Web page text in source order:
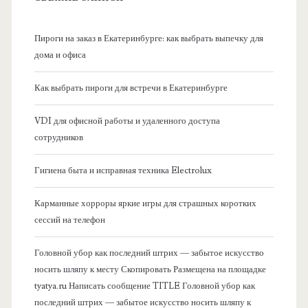
Пироги на заказ в Екатеринбурге: как выбрать выпечку для
дома и офиса
Как выбрать пироги для встречи в Екатеринбурге
VDI для офисной работы и удаленного доступа
сотрудников
Гигиена быта и исправная техника Electrolux
Карманные хорроры яркие игры для страшных коротких
сессий на телефон
Головной убор как последний штрих — забытое искусство
носить шляпу к месту Скопировать Размещена на площадке
tyatya.ru Написать сообщение TITLE Головной убор как
последний штрих — забытое искусство носить шляпу к